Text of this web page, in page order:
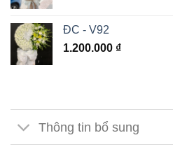
ĐC - V92
1.200.000 ₫
Thông tin bổ sung